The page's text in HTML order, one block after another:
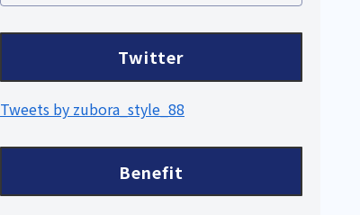
Twitter
Tweets by zubora_style_88
Benefit